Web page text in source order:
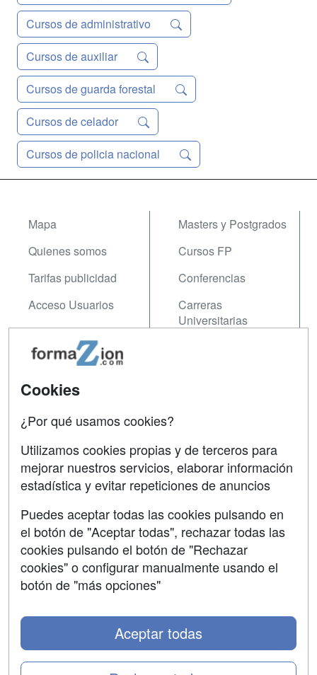
Cursos de administrativo
Cursos de auxiliar
Cursos de guarda forestal
Cursos de celador
Cursos de policia nacional
Mapa
Quienes somos
Tarifas publicidad
Acceso Usuarios
Acceso Centros
Masters y Postgrados
Cursos FP
Conferencias
Carreras
Universitarias
Contactar
Confidencialidad
Aviso legal
Copyleft
Grupo formazion:
Cookies
¿Por qué usamos cookies?
Utilizamos cookies propias y de terceros para
mejorar nuestros servicios, elaborar información
estadística y evitar repeticiones de anuncios
Puedes aceptar todas las cookies pulsando en
el botón de "Aceptar todas", rechazar todas las
cookies pulsando el botón de "Rechazar
cookies" o configurar manualmente usando el
botón de "más opciones"
Aceptar todas